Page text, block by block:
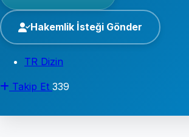
Hakemlik İsteği Gönder
TR Dizin
Takip Et 339